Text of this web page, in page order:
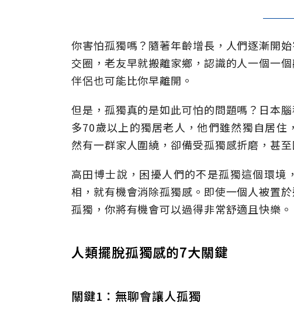
你害怕孤獨嗎？隨著年齡增長，人們逐漸開
交圈，老友早就搬離家鄉，認識的人一個一
伴侶也可能比你早離開。
但是，孤獨真的是如此可怕的問題嗎？日本
多70歲以上的獨居老人，他們雖然獨自居
然有一群家人圍繞，卻備受孤獨感折磨，甚
高田博士說，困擾人們的不是孤獨這個環
相，就有機會消除孤獨感。即使一個人被置
孤獨，你將有機會可以過得非常舒適且快樂。
人類擺脫孤獨感的7大關鍵
關鍵1：無聊會讓人孤獨